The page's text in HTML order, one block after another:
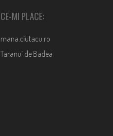
CE-MI PLACE:
mana.ciutacu.ro
Taranu’ de Badea